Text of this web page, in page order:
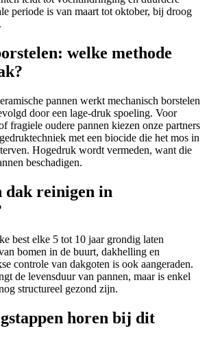
periode is van maart tot oktober, bij droog
welke methode
pannen werkt mechanisch borstelen
door een lage-druk spoeling. Voor
fragiele oudere pannen kiezen onze partners
met een biocide die het mos in
Hogedruk wordt vermeden, want die
beschadigen.
dak reinigen in
best elke 5 tot 10 jaar grondig laten
bomen in de buurt, dakhelling en
controle van dakgoten is ook aangeraden.
de levensduur van pannen, maar is enkel
structureel gezond zijn.
horen bij dit